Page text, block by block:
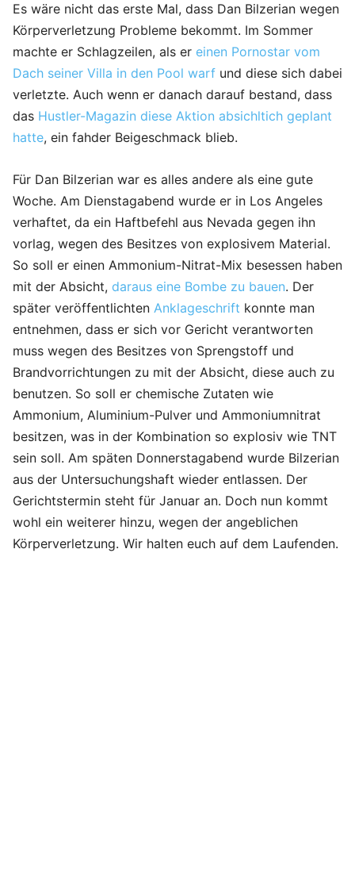
Es wäre nicht das erste Mal, dass Dan Bilzerian wegen
Körperverletzung Probleme bekommt. Im Sommer
machte er Schlagzeilen, als er einen Pornostar vom
Dach seiner Villa in den Pool warf und diese sich dabei
verletzte. Auch wenn er danach darauf bestand, dass
das Hustler-Magazin diese Aktion absichltich geplant
hatte, ein fahder Beigeschmack blieb.
Für Dan Bilzerian war es alles andere als eine gute
Woche. Am Dienstagabend wurde er in Los Angeles
verhaftet, da ein Haftbefehl aus Nevada gegen ihn
vorlag, wegen des Besitzes von explosivem Material.
So soll er einen Ammonium-Nitrat-Mix besessen haben
mit der Absicht, daraus eine Bombe zu bauen. Der
später veröffentlichten Anklageschrift konnte man
entnehmen, dass er sich vor Gericht verantworten
muss wegen des Besitzes von Sprengstoff und
Brandvorrichtungen zu mit der Absicht, diese auch zu
benutzen. So soll er chemische Zutaten wie
Ammonium, Aluminium-Pulver und Ammoniumnitrat
besitzen, was in der Kombination so explosiv wie TNT
sein soll. Am späten Donnerstagabend wurde Bilzerian
aus der Untersuchungshaft wieder entlassen. Der
Gerichtstermin steht für Januar an. Doch nun kommt
wohl ein weiterer hinzu, wegen der angeblichen
Körperverletzung. Wir halten euch auf dem Laufenden.